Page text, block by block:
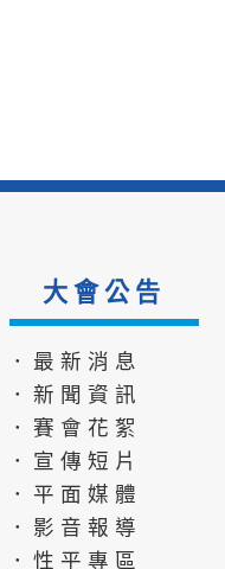
大會公告
．最新消息
．新聞資訊
．賽會花絮
．宣傳短片
．平面媒體
．影音報導
．性平專區